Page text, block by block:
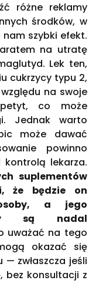
różne reklamy
środków, w
szybki efekt.
na utratę
Lek ten,
cukrzycy typu 2,
na swoje
co może
Jednak warto
może dawać
powinno
kontrolą lekarza.
suplementów
że będzie on
a jego
są nadal
uważać na tego
okazać się
— zwłaszcza jeśli
bez konsultacji z